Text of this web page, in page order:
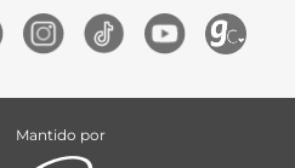
Mantido por